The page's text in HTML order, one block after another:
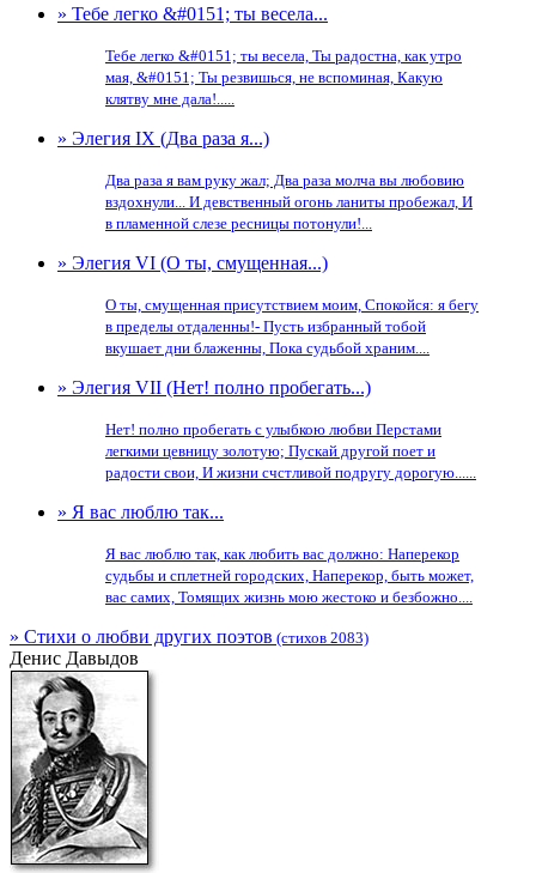
» Тебе легко &#0151; ты весела...
Тебе легко &#0151; ты весела, Ты радостна, как утро
мая, &#0151; Ты резвишься, не вспоминая, Какую
клятву мне дала!.....
» Элегия IX (Два раза я...)
Два раза я вам руку жал; Два раза молча вы любовию
вздохнули... И девственный огонь ланиты пробежал, И
в пламенной слезе ресницы потонули!...
» Элегия VI (О ты, смущенная...)
О ты, смущенная присутствием моим, Спокойся: я бегу
в пределы отдаленны!- Пусть избранный тобой
вкушает дни блаженны, Пока судьбой храним....
» Элегия VII (Нет! полно пробегать...)
Нет! полно пробегать с улыбкою любви Перстами
легкими цевницу золотую; Пускай другой поет и
радости свои, И жизни счстливой подругу дорогую......
» Я вас люблю так...
Я вас люблю так, как любить вас должно: Наперекор
судьбы и сплетней городских, Наперекор, быть может,
вас самих, Томящих жизнь мою жестоко и безбожно....
» Стихи о любви других поэтов (стихов 2083)
Денис Давыдов